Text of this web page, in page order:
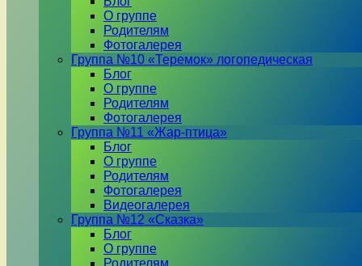
О группе
Родителям
Фотогалерея
Группа №10 «Теремок» логопедическая
Блог
О группе
Родителям
Фотогалерея
Группа №11 «Жар-птица»
Блог
О группе
Родителям
Фотогалерея
Видеогалерея
Группа №12 «Сказка»
Блог
О группе
Родителям